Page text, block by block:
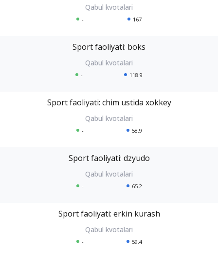
- 167
Sport faoliyati: boks
- 118.9
Sport faoliyati: chim ustida xokkey
- 58.9
Sport faoliyati: dzyudo
- 65.2
Sport faoliyati: erkin kurash
- 59.4